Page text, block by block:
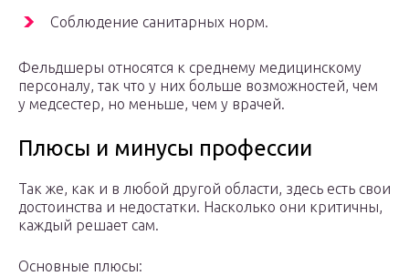
Соблюдение санитарных норм.
Фельдшеры относятся к среднему медицинскому
персоналу, так что у них больше возможностей, чем
у медсестер, но меньше, чем у врачей.
Плюсы и минусы профессии
Так же, как и в любой другой области, здесь есть свои
достоинства и недостатки. Насколько они критичны,
каждый решает сам.
Основные плюсы: